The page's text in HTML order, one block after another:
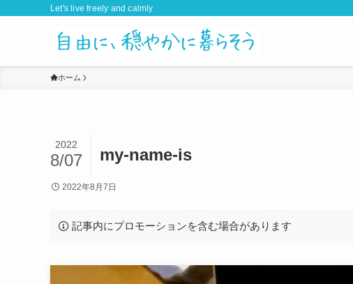
Let's live freely and calmly
ホーム
my-name-is
2022
8/07
2022年8月7日
記事内にプロモーションを含む場合があります